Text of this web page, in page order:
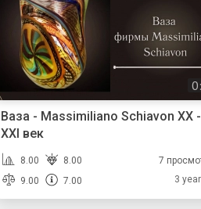
Ваза - Massimiliano Schiavon XX -
XXI век
8.00
8.00
9.00
7.00
7
3